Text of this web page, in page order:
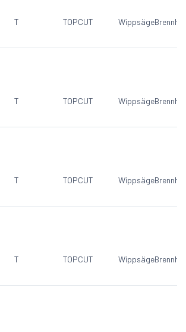
T TOPCUT Wippsäge
T TOPCUT Wippsäge
T TOPCUT Wippsäge
T TOPCUT Wippsäge